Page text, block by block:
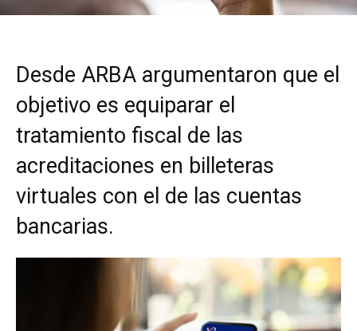
Desde ARBA argumentaron que el
objetivo es equiparar el
tratamiento fiscal de las
acreditaciones en billeteras
virtuales con el de las cuentas
bancarias.